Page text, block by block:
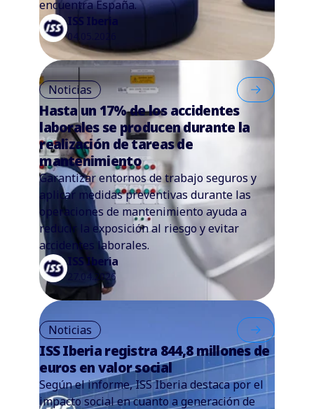
encuentra España.
ISS Iberia
04.05.2026
Noticias
Hasta un 17% de los accidentes
laborales se producen durante la
realización de tareas de
mantenimiento
Garantizar entornos de trabajo seguros y
aplicar medidas preventivas durante las
operaciones de mantenimiento ayuda a
reducir la exposición al riesgo y evitar
accidentes laborales.
ISS Iberia
27.04.2026
Noticias
ISS Iberia registra 844,8 millones de
euros en valor social
Según el informe, ISS Iberia destaca por el
impacto social en cuanto a generación de